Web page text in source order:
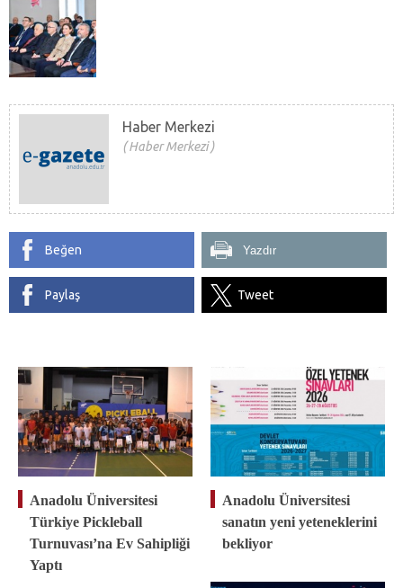
Haber Merkezi
Haber Merkezi
Beğen Yazdır
Paylaş Tweet
Anadolu Üniversitesi
Türkiye Pickleball
Turnuvası’na Ev Sahipliği
Yaptı
Anadolu Üniversitesi
sanatın yeni yeteneklerini
bekliyor